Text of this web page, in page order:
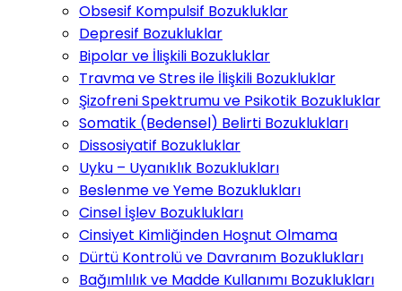
Obsesif Kompulsif Bozukluklar
Depresif Bozukluklar
Bipolar ve İlişkili Bozukluklar
Travma ve Stres ile İlişkili Bozukluklar
Şizofreni Spektrumu ve Psikotik Bozukluklar
Somatik (Bedensel) Belirti Bozuklukları
Dissosiyatif Bozukluklar
Uyku – Uyanıklık Bozuklukları
Beslenme ve Yeme Bozuklukları
Cinsel İşlev Bozuklukları
Cinsiyet Kimliğinden Hoşnut Olmama
Dürtü Kontrolü ve Davranım Bozuklukları
Bağımlılık ve Madde Kullanımı Bozuklukları